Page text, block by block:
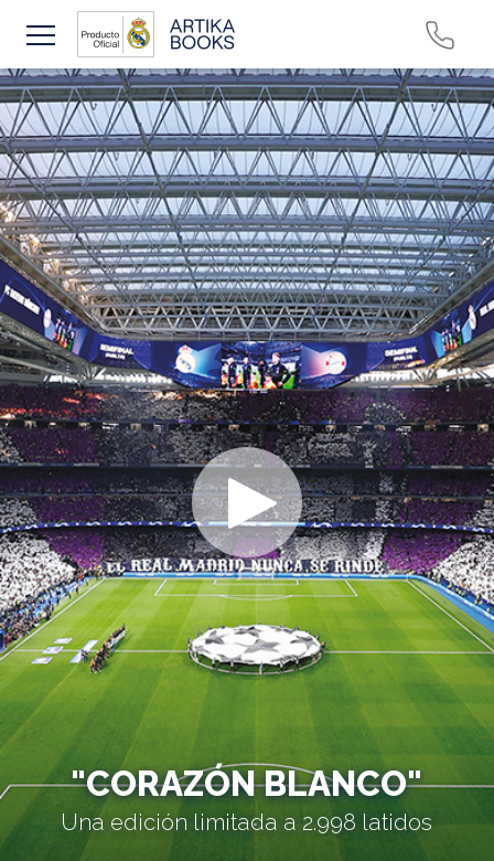
"CORAZÓN BLANCO"
Una edición limitada a 2.998 latidos